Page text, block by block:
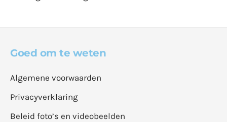
Goed om te weten
Algemene voorwaarden
Privacyverklaring
Beleid foto’s en videobeelden